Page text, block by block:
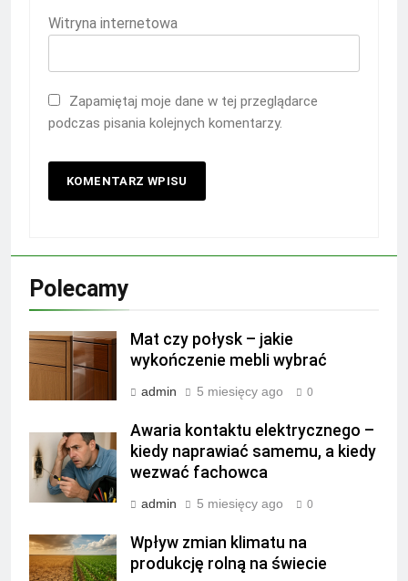
Witryna internetowa
Zapamiętaj moje dane w tej przeglądarce
podczas pisania kolejnych komentarzy.
Polecamy
Mat czy połysk – jakie
wykończenie mebli wybrać
admin 5 miesięcy ago 0
Awaria kontaktu elektrycznego –
kiedy naprawiać samemu, a kiedy
wezwać fachowca
admin 5 miesięcy ago 0
Wpływ zmian klimatu na
produkcję rolną na świecie